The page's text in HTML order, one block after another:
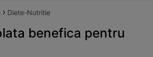
› Diete-Nutritie
benefica pentru